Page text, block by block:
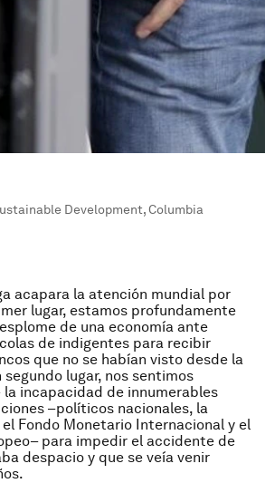
Development, Columbia
acapara la atención mundial por
lugar, estamos profundamente
de una economía ante
de indigentes para recibir
que no se habían visto desde la
segundo lugar, nos sentimos
incapacidad de innumerables
–políticos nacionales, la
el Fondo Monetario Internacional y el
para impedir el accidente de
despacio y que se veía venir